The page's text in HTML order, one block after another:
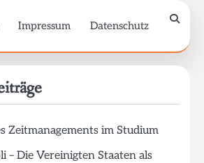
Impressum Datenschutz
Zeitmanagements im Studium
– Die Vereinigten Staaten als